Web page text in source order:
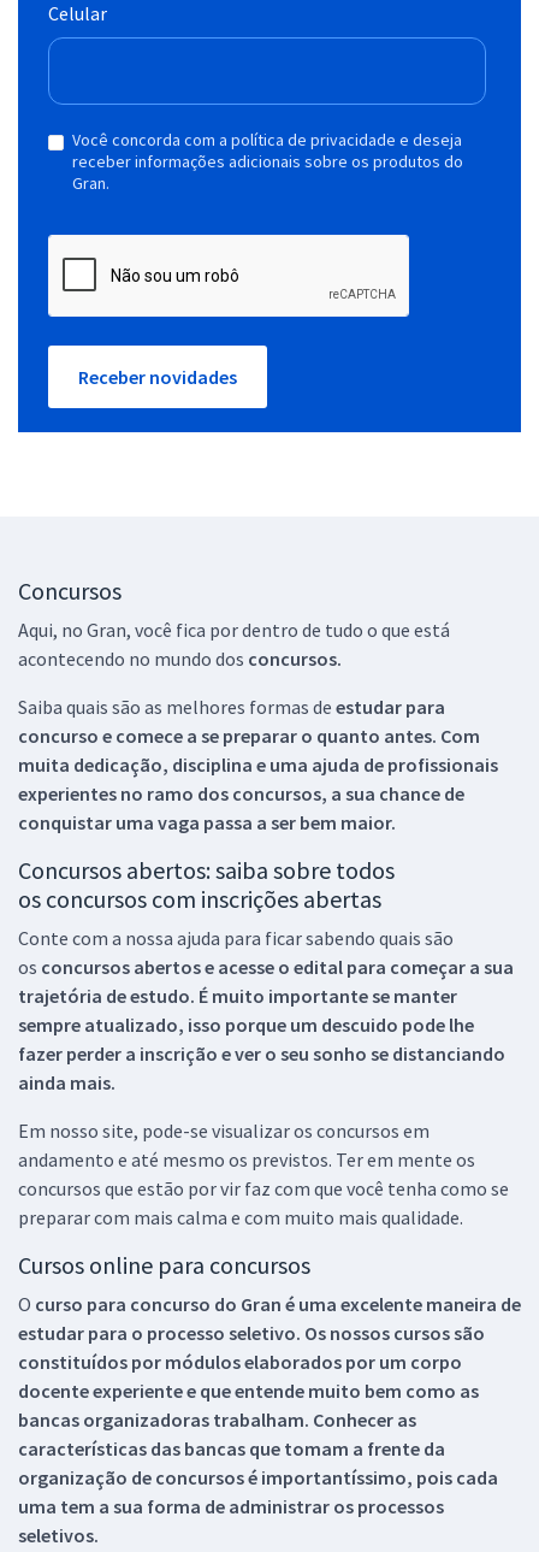
Celular
Você concorda com a política de privacidade e deseja
receber informações adicionais sobre os produtos do
Gran.
Receber novidades
Concursos
Aqui, no Gran, você fica por dentro de tudo o que está
acontecendo no mundo dos concursos.
Saiba quais são as melhores formas de estudar para
concurso e comece a se preparar o quanto antes. Com
muita dedicação, disciplina e uma ajuda de profissionais
experientes no ramo dos concursos, a sua chance de
conquistar uma vaga passa a ser bem maior.
Concursos abertos: saiba sobre todos
os concursos com inscrições abertas
Conte com a nossa ajuda para ficar sabendo quais são
os concursos abertos e acesse o edital para começar a sua
trajetória de estudo. É muito importante se manter
sempre atualizado, isso porque um descuido pode lhe
fazer perder a inscrição e ver o seu sonho se distanciando
ainda mais.
Em nosso site, pode-se visualizar os concursos em
andamento e até mesmo os previstos. Ter em mente os
concursos que estão por vir faz com que você tenha como se
preparar com mais calma e com muito mais qualidade.
Cursos online para concursos
O curso para concurso do Gran é uma excelente maneira de
estudar para o processo seletivo. Os nossos cursos são
constituídos por módulos elaborados por um corpo
docente experiente e que entende muito bem como as
bancas organizadoras trabalham. Conhecer as
características das bancas que tomam a frente da
organização de concursos é importantíssimo, pois cada
uma tem a sua forma de administrar os processos
seletivos.